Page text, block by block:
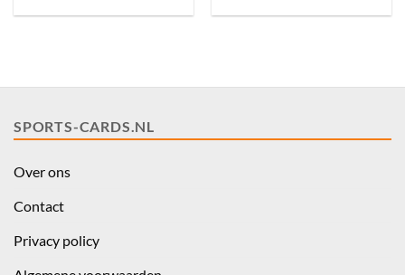
SPORTS-CARDS.NL
Over ons
Contact
Privacy policy